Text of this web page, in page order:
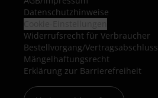
Datenschutzhinweise
Widerrufsrecht für Verbraucher
Bestellvorgang/Vertragsabschluss
Mängelhaftungsrecht
Erklärung zur Barrierefreiheit